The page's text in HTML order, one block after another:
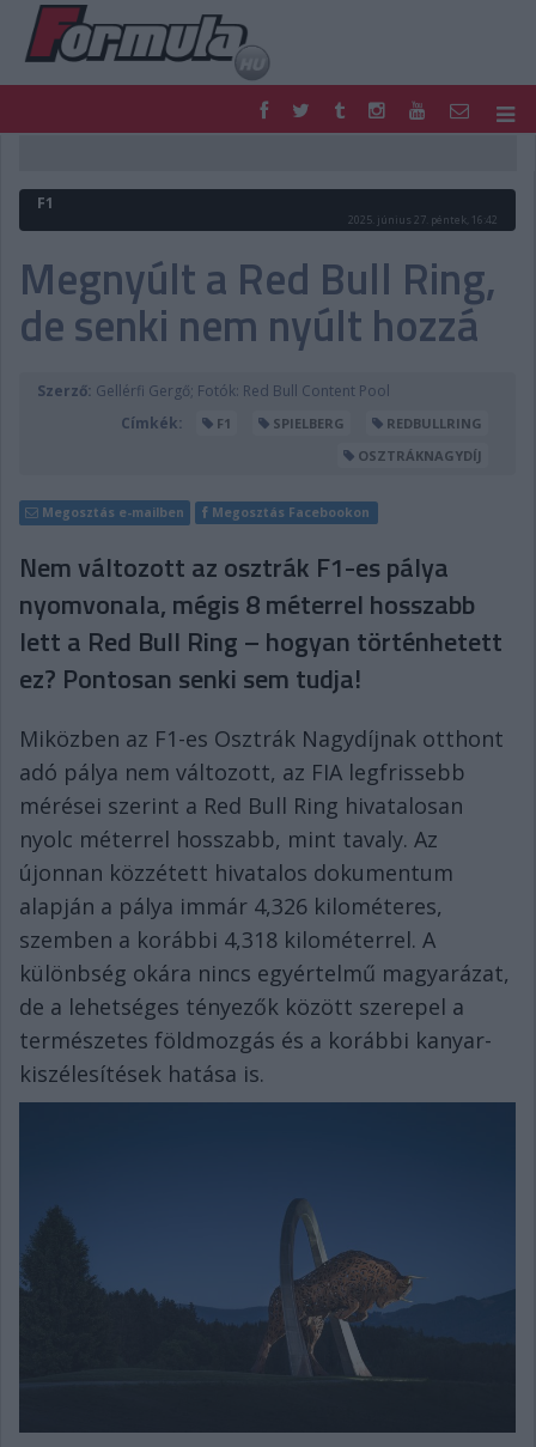
FORMULA
MOTOR
PODCAST
SHOP
LIVE
TIPPJÁTÉK
DIGITÁLIS MAGAZIN
PONTÁLLÁSOK
F1
2025. június 27. péntek, 16:42
Megnyúlt a Red Bull Ring,
de senki nem nyúlt hozzá
Szerző: Gellérfi Gergő; Fotók: Red Bull Content Pool
Címkék:
F1 SPIELBERG
REDBULLRING
OSZTRÁKNAGYDÍJ
Megosztás e-mailben Megosztás Facebookon
Nem változott az osztrák F1-es pálya
nyomvonala, mégis 8 méterrel hosszabb
lett a Red Bull Ring – hogyan történhetett
ez? Pontosan senki sem tudja!
Miközben az F1-es Osztrák Nagydíjnak otthont
adó pálya nem változott, az FIA legfrissebb
mérései szerint a Red Bull Ring hivatalosan
nyolc méterrel hosszabb, mint tavaly. Az
újonnan közzétett hivatalos dokumentum
alapján a pálya immár 4,326 kilométeres,
szemben a korábbi 4,318 kilométerrel. A
különbség okára nincs egyértelmű magyarázat,
de a lehetséges tényezők között szerepel a
természetes földmozgás és a korábbi kanyar-
kiszélesítések hatása is.